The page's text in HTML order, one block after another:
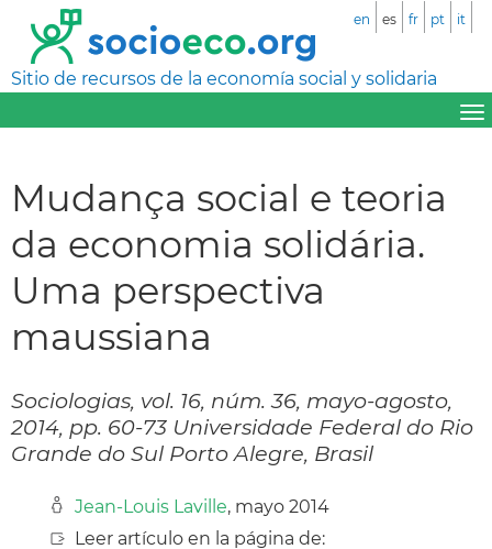
Sitio de recursos de la economía social y solidaria
en es fr pt it
Mudança social e teoria
da economia solidária.
Uma perspectiva
maussiana
Sociologias, vol. 16, núm. 36, mayo-agosto,
2014, pp. 60-73 Universidade Federal do Rio
Grande do Sul Porto Alegre, Brasil
Jean-Louis Laville, mayo 2014
Leer artículo en la página de: